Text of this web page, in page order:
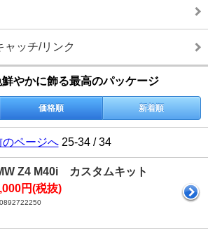
ャッチ/リンク
やかに飾る最高のパッケージ
価格順 新着順
のページへ25-34 / 34
Z4 M40i カスタムキット
円(税抜)